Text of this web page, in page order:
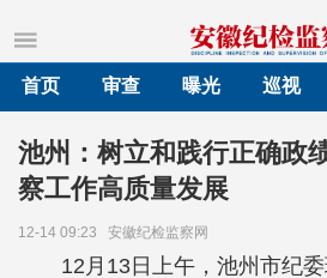
首页
审查 曝光 巡视
池州：树立和践行正确政
察工作高质量发展
12-14 09:23 安徽纪检监察网
12月13日上午，池州市纪